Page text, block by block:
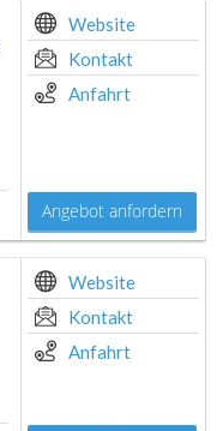
Website
Kontakt
Anfahrt
Angebot anfordern
Website
Kontakt
Anfahrt